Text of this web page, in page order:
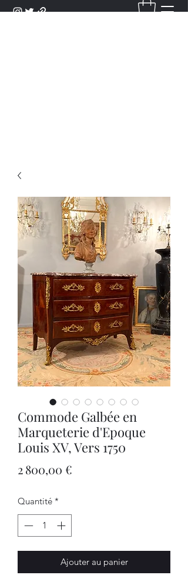
Commode Galbée en
Marqueterie d'Epoque
Louis XV, Vers 1750
2 800,00 €
Quantité *
Ajouter au panier